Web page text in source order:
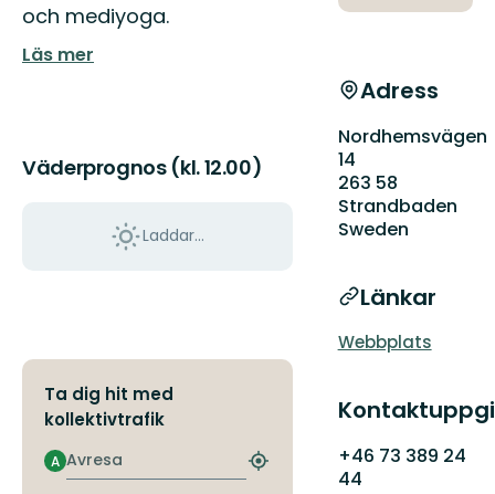
och mediyoga.
Läs mer
Väderprognos (kl. 12.00)
Laddar...
Ta dig hit med
kollektivtrafik
Avresa
A
Hitta
Adress
Nordhemsvägen
14
263 58
Strandbaden
Sweden
Länkar
Webbplats
+46 73 389 24
44